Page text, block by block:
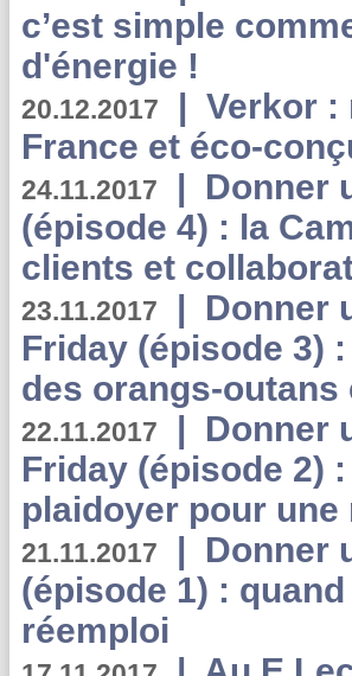
c’est simple
d'énergie !
20.12.2017 | Verkor :
France et éco-
24.11.2017 | Donner
(épisode 4) : la
clients et
23.11.2017 | Donner
Friday (épisode 3)
des orangs-
22.11.2017 | Donner
Friday (épisode 2)
plaidoyer pour
21.11.2017 | Donner
(épisode 1) :
réemploi